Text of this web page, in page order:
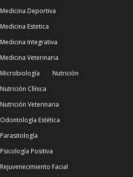
Medicina Deportiva
Medicina Estetica
Medicina Integrativa
Medicina Veterinaria
Microbiología
Nutrición
Nutrición Clínica
Nutrición Veterinaria
Odontología Estética
Parasitología
Psicología Positiva
Rejuvenecimiento Facial